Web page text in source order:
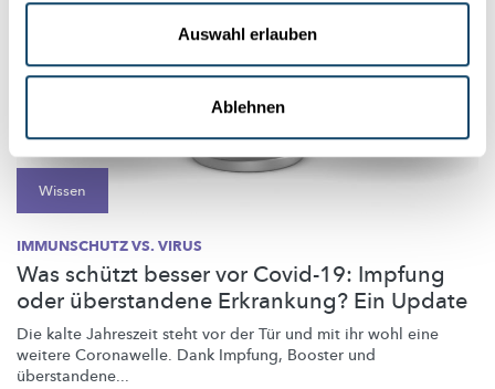
Auswahl erlauben
Ablehnen
Wissen
IMMUNSCHUTZ VS. VIRUS
Was schützt besser vor Covid-19: Impfung
oder überstandene Erkrankung? Ein Update
Die kalte Jahreszeit steht vor der Tür und mit ihr wohl eine
weitere Coronawelle. Dank Impfung, Booster und
überstandene...